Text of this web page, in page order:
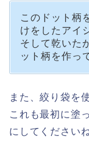
このドット柄
けをしたアイ
そして乾いた
ット柄を作っ
また、絞り袋を
これも最初に塗
にしてくださいね